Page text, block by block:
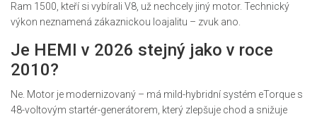
Ram 1500, kteří si vybírali V8, už nechcely jiný motor. Technický
výkon neznamená zákaznickou loajalitu – zvuk ano.
Je HEMI v 2026 stejný jako v roce
2010?
Ne. Motor je modernizovaný – má mild-hybridní systém eTorque s
48-voltovým startér-generátorem, který zlepšuje chod a snižuje